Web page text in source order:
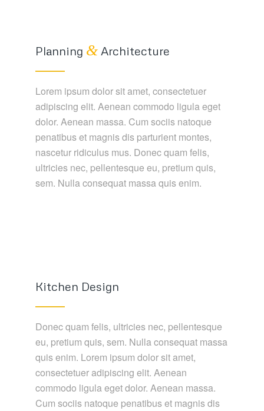
Planning & Architecture
Lorem ipsum dolor sit amet, consectetuer
adipiscing elit. Aenean commodo ligula eget
dolor. Aenean massa. Cum sociis natoque
penatibus et magnis dis parturient montes,
nascetur ridiculus mus. Donec quam felis,
ultricies nec, pellentesque eu, pretium quis,
sem. Nulla consequat massa quis enim.
Kitchen Design
Donec quam felis, ultricies nec, pellentesque
eu, pretium quis, sem. Nulla consequat massa
quis enim. Lorem ipsum dolor sit amet,
consectetuer adipiscing elit. Aenean
commodo ligula eget dolor. Aenean massa.
Cum sociis natoque penatibus et magnis dis